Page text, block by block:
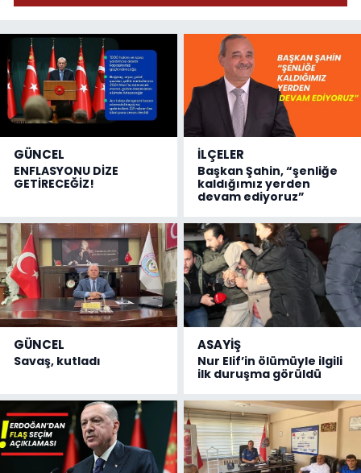
GÜNCEL
ENFLASYONU DİZE
GETİRECEĞİZ!
İLÇELER
Başkan Şahin, “şenliğe
kaldığımız yerden
devam ediyoruz”
GÜNCEL
Savaş, kutladı
ASAYİŞ
Nur Elif’in ölümüyle ilgili
ilk duruşma görüldü